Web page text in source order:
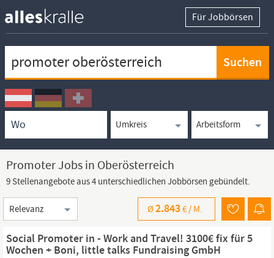
Für Jobbörsen
Ortssuche
Umkreissuche
Arbeitsform
Promoter Jobs in Oberösterreich
9 Stellenangebote aus 4 unterschiedlichen Jobbörsen gebündelt.
Sortierung
Ø2.843€ / M.
Social Promoter in - Work and Travel! 3100€ fix für 5
Wochen + Boni, little talks Fundraising GmbH